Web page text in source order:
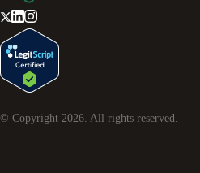
© Copyright 2026 . All rights reserved.